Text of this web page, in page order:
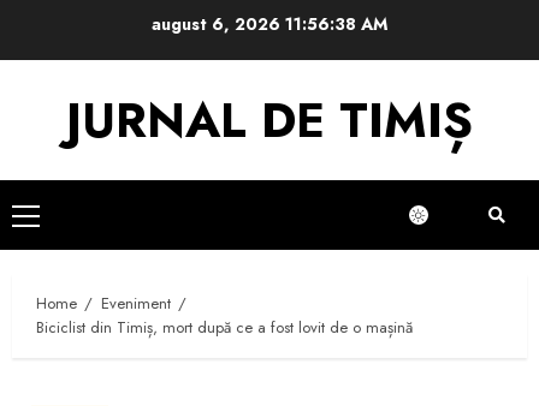
august 6, 2026 11:56:39 AM
JURNAL DE TIMIȘ
Primary
Menu
Home
Eveniment
Biciclist din Timiș, mort după ce a fost lovit de o mașină